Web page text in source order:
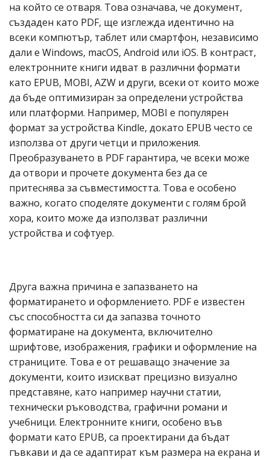
на който се отваря. Това означава, че документ,
създаден като PDF, ще изглежда идентично на
всеки компютър, таблет или смартфон, независимо
дали е Windows, macOS, Android или iOS. В контраст,
електронните книги идват в различни формати
като EPUB, MOBI, AZW и други, всеки от които може
да бъде оптимизиран за определени устройства
или платформи. Например, MOBI е популярен
формат за устройства Kindle, докато EPUB често се
използва от други четци и приложения.
Преобразуването в PDF гарантира, че всеки може
да отвори и прочете документа без да се
притеснява за съвместимостта. Това е особено
важно, когато споделяте документи с голям брой
хора, които може да използват различни
устройства и софтуер.
Друга важна причина е запазването на
форматирането и оформлението. PDF е известен
със способността си да запазва точното
форматиране на документа, включително
шрифтове, изображения, графики и оформление на
страниците. Това е от решаващо значение за
документи, които изискват прецизно визуално
представяне, като например научни статии,
технически ръководства, графични романи и
учебници. Електронните книги, особено във
формати като EPUB, са проектирани да бъдат
гъвкави и да се адаптират към размера на екрана и